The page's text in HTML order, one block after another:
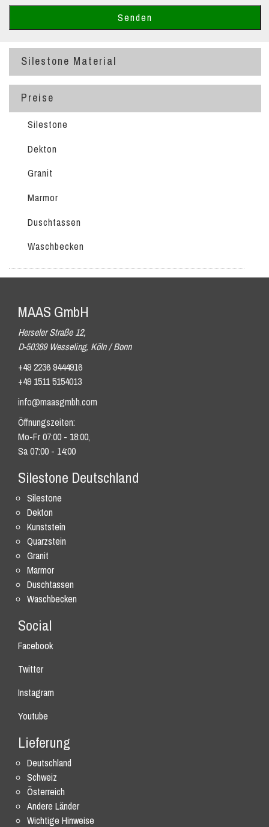
Silestone Material
Preise
Silestone
Dekton
Granit
Marmor
Duschtassen
Waschbecken
MAAS GmbH
Herseler Straße 12,
D-50389 Wesseling, Köln / Bonn
+49 2236 9444916
+49 1511 5154013
info@maasgmbh.com
Öffnungszeiten:
Mo-Fr 07:00 - 18:00,
Sa 07:00 - 14:00
Silestone Deutschland
Silestone
Dekton
Kunststein
Quarzstein
Granit
Marmor
Duschtassen
Waschbecken
Social
Facebook
Twitter
Instagram
Youtube
Lieferung
Deutschland
Schweiz
Österreich
Andere Länder
Wichtige Hinweise